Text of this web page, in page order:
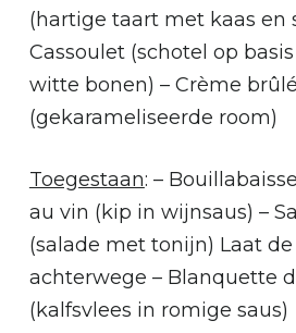
(hartige taart met kaas en
Cassoulet (schotel op
witte bonen) – Crème
(gekarameliseerde room)
Toegestaan: –
au vin (kip in wijnsaus) –
(salade met tonijn) Laat de
achterwege – Blanquette
(kalfsvlees in romige saus)